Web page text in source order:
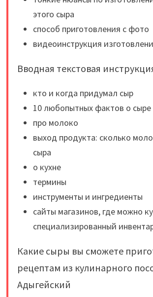
этого сыра
способ приготовления с фото
видеоинструкция
Вводная текстовая
кто и когда придумал сыр
10 любопытных фактов о сыре
про молоко
выход продукта: сколько
сыра
о кухне
термины
инструменты и ингредиенты
сайты магазинов, где можно
специализированный
Какие сыры вы сможете
рецептам из кулинарного
Адыгейский